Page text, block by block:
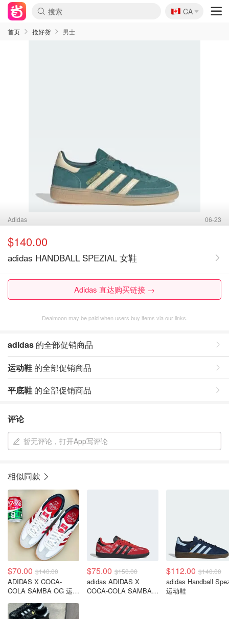
🇨🇦
CA
首页 抢好货 男士
Adidas 06-23
$140.00
adidas HANDBALL SPEZIAL 女鞋
Adidas 直达购买链接 →
Dealmoon may be paid when users buy items via our links.
adidas 的全部促销商品
运动鞋 的全部促销商品
平底鞋 的全部促销商品
评论
暂无评论，打开App写评论
相似同款
$70.00 $140.00
ADIDAS X COCA-
COLA SAMBA OG 运动
$75.00 $150.00
adidas ADIDAS X
COCA-COLA SAMBA
$112.00 $140.00
adidas Handball
运动鞋